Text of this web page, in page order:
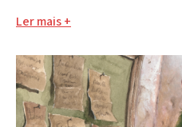
Ler mais +